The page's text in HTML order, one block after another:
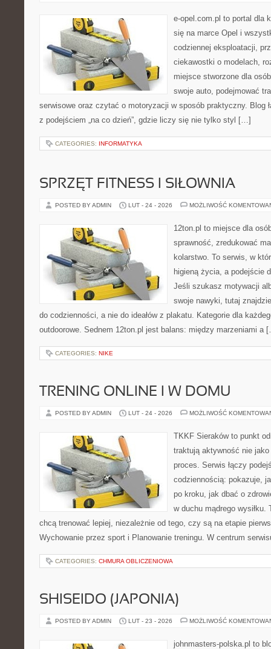
e-opel.com.pl to portal dla
się na marce Opel i
codziennej eksploatacji,
ciekawostki o modelach,
miejsce stworzone dla
swoje auto, podejmować
serwisowe oraz czytać o motoryzacji w sposób praktyczny. Blog
z podejściem „na co dzień”, gdzie liczy się nie tylko styl […]
CATEGORIES: INFORMATYKA
SPRZĘT FITNESS I SIŁOWNIA
POSTED BY ADMIN LUT - 24 - 2026 MOŻLIWOŚĆ
12ton.pl to miejsce dla
sprawność, zredukować
kolarstwo. To serwis, w
higieną życia, a podejście
Jeśli szukasz motywacji
swoje nawyki, tutaj
do codzienności, a nie do ideałów z plakatu. Kategorie dla
outdoorowe. Sednem 12ton.pl jest balans: między marzeniami a
CATEGORIES: NIKE
TRENING ONLINE I W DOMU
POSTED BY ADMIN LUT - 24 - 2026 MOŻLIWOŚĆ
TKKF Sieraków to punkt
traktują aktywność nie
proces. Serwis łączy
codziennością: pokazuje,
po kroku, jak dbać o
w duchu mądrego
chcą trenować lepiej, niezależnie od tego, czy są na etapie
Wychowanie przez sport i Planowanie treningu. W centrum
CATEGORIES: CHMURA OBLICZENIOWA
SHISEIDO (JAPONIA)
POSTED BY ADMIN LUT - 23 - 2026 MOŻLIWOŚĆ
johnmasters-polska.pl to